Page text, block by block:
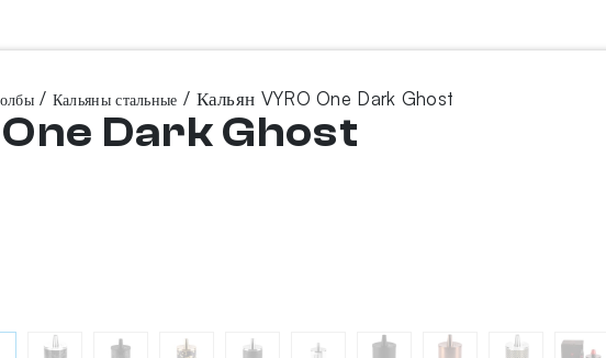
/ Кальяны стальные / Кальян VYRO One Dark Ghost
Dark Ghost